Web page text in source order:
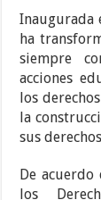
Inaugurada
ha
siempre
acciones
los
la
sus
De acuerdo
los